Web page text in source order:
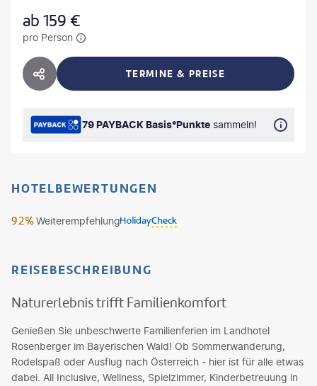
ab159 €
pro Person
HOTEL TEILEN TERMINE & PREISE
79 PAYBACK Basis°Punkte sammeln!
HOTELBEWERTUNGEN
Weiterempfehlung
92%
REISEBESCHREIBUNG
Naturerlebnis trifft Familienkomfort
Genießen Sie unbeschwerte Familienferien im Landhotel
Rosenberger im Bayerischen Wald! Ob Sommerwanderung,
Rodelspaß oder Ausflug nach Österreich - hier ist für alle etwas
dabei. All Inclusive, Wellness, Spielzimmer, Kinderbetreuung in